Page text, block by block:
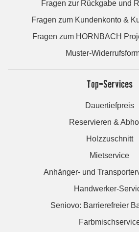
Fragen zur Rückgabe und
Fragen zum Kundenkonto &
Fragen zum HORNBACH
Muster-
Top-Services
Dauertiefpreis
Reservieren &
Holzzuschnitt
Mietservice
Anhänger- und
Handwerker-
Seniovo: Barrierefreier